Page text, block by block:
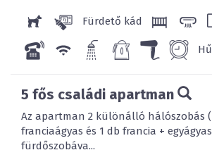
Fürdető kád
5 fős családi apartman
Az apartman 2 különálló hálószobás
franciaágyas és 1 db francia +
fürdőszobáva...